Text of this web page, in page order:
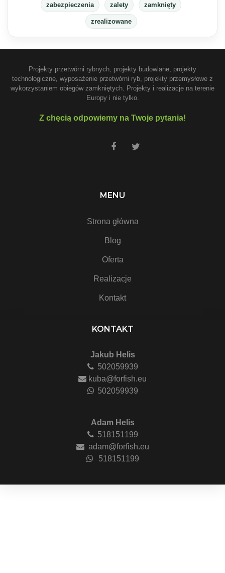
zabezpieczenia zalety zamknięty
zrealizowane
Projekty przetwórni rybnych, projekty budowlane, projekty
technologiczne, wyposażenie przetwórni ryb, projekty przemysłowe z
wykorzystaniem obiegów zamkniętych. Projekty i realizacje na terenie
Europy i nie tylko.
Z chęcią odpowiemy na Twoje pytania!
MENU
Strona główna
Blog
Oferta
Realizacje
Kontakt
KONTAKT
Jakub Helis
502059939
kuba@forfish.eu
502059939
Adam Helis
518151199
adam@forfish.eu
518151199